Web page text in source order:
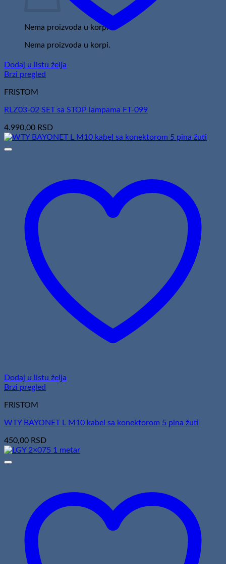
Nema proizvoda u korpi
Nema proizvoda u korpi.
Dodaj u listu želja
Brzi pregled
FRISTOM
RLZ03-02 SET sa STOP lampama FT-099
4.990,00 RSD
Dodaj u listu želja
Brzi pregled
FRISTOM
WTY BAYONET L M10 kabel sa konektorom 5 pina žuti
450,00 RSD